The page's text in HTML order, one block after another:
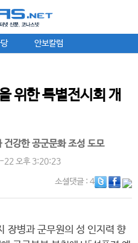
안보칼럼
위한 특별전시회 개
강한 공군문화 조성 도모
오후 3:20:23
소셜댓글: 4
장병과 군무원의 성 인지력 향